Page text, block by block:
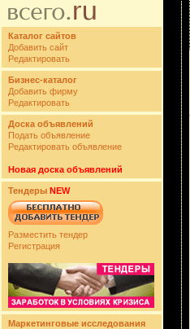
Каталог сайтов
Добавить сайт
Редактировать
Бизнес-каталог
Добавить фирму
Редактировать
Доска объявлений
Подать объявление
Редактировать объявление
Новая доска объявлений
Тендеры NEW
Разместить тендер
Регистрация
Маркетинговые исследования